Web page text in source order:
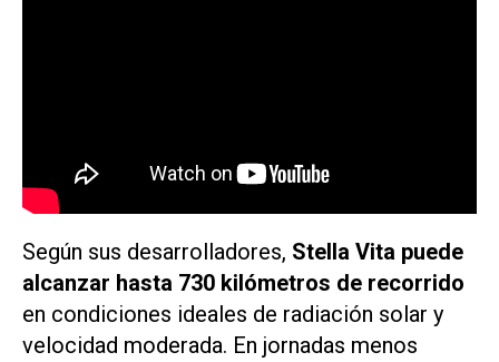
Según sus desarrolladores, Stella Vita puede
alcanzar hasta 730 kilómetros de recorrido
en condiciones ideales de radiación solar y
velocidad moderada. En jornadas menos